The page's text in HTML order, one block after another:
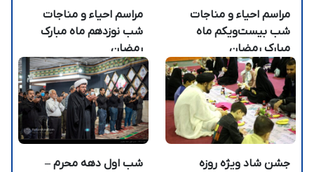
مراسم احیاء و مناجات
شب بیست‌ویکم ماه
مبارک رمضان
مراسم احیاء و مناجات
شب نوزدهم ماه مبارک
رمضان
جشن شاد ویژه روزه
شب اول دهه محرم –